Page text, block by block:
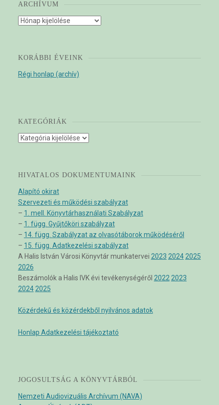
ARCHÍVUM
Archívum
KORÁBBI ÉVEINK
Régi honlap (archív)
KATEGÓRIÁK
Kategóriák
HIVATALOS DOKUMENTUMAINK
Alapító okirat
Szervezeti és működési szabályzat
– 1. mell. Könyvtárhasználati Szabályzat
– 1. függ. Gyűjtőköri szabályzat
– 14. függ. Szabályzat az olvasótáborok működéséről
– 15. függ. Adatkezelési szabályzat
A Halis István Városi Könyvtár munkatervei 2023 2024 2025
2026
Beszámolók a Halis IVK évi tevékenységéről 2022 2023
2024 2025
Közérdekű és közérdekből nyilvános adatok
Honlap Adatkezelési tájékoztató
JOGOSULTSÁG A KÖNYVTÁRBÓL
Nemzeti Audiovizuális Archívum (NAVA)